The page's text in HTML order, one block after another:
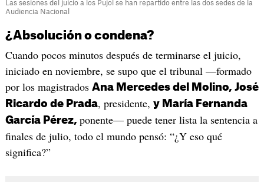
Las sesiones del juicio a los Pujol se han repartido entre las dos sedes de la
Audiencia Nacional
¿Absolución o condena?
Cuando pocos minutos después de terminarse el juicio,
iniciado en noviembre, se supo que el tribunal —formado
por los magistrados Ana Mercedes del Molino, José
Ricardo de Prada, presidente, y María Fernanda
García Pérez, ponente— puede tener lista la sentencia a
finales de julio, todo el mundo pensó: “¿Y eso qué
significa?”